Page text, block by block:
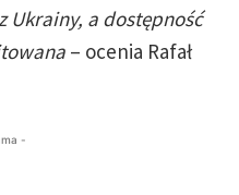
Ukrainy, a dostępność
– ocenia Rafał
-